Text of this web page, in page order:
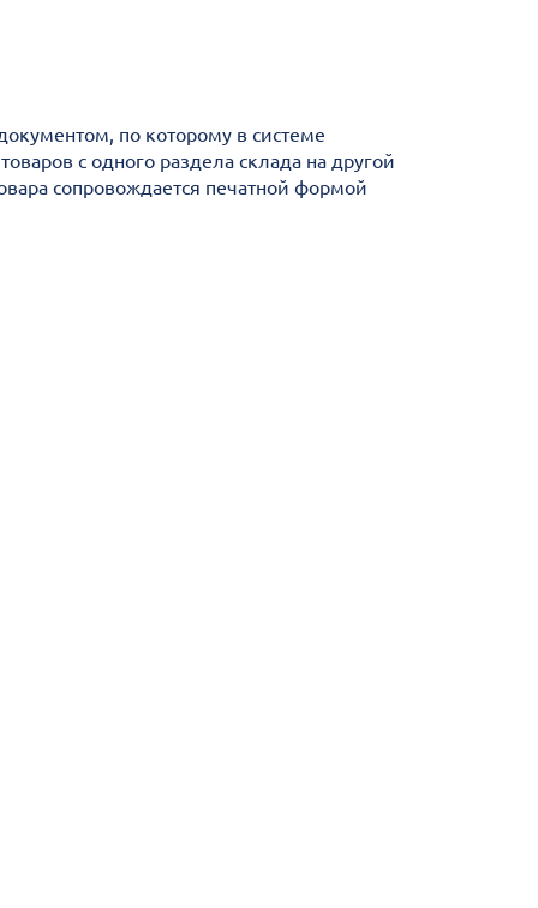
по которому в системе
с одного раздела склада на другой
сопровождается печатной формой